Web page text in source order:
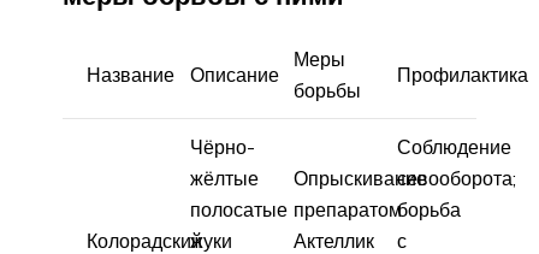
Название Описание
Меры
борьбы
Профилактика
Колорадский
Чёрно-
жёлтые
полосатые
жуки
Опрыскивание
препаратом
Актеллик
Соблюдение
севооборота;
борьба
с